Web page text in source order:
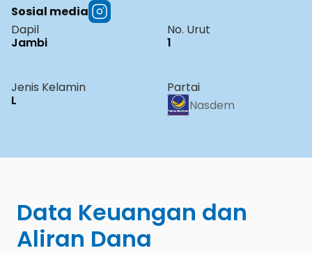
Sosial media
Dapil
Jambi
No. Urut
1
Jenis Kelamin
L
Partai
Nasdem
Data Keuangan dan
Aliran Dana